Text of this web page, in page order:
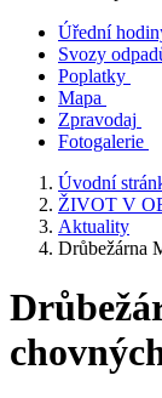
Úřední
Svozy
Poplatky
Mapa
Zpravodaj
Fotogalerie
Úvodní
ŽIVOT V
Aktuality
Drůbežárna